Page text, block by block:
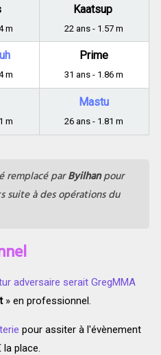
m
Kaatsup
22 ans - 1.57 m
m
Prime
31 ans - 1.86 m
m
Mastu
26 ans - 1.81 m
remplacé parByilhanpour
suite à des opérations du
adversaire serait GregMMA
» en professionnel.
pour assiter à l'évènement
la place.